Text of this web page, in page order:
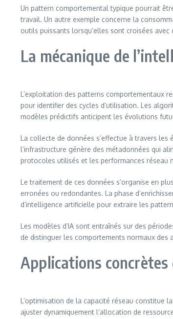
Un pattern comportemental typique pourrait
travail. Un autre exemple concerne la
outils puissants lorsqu’elles sont croisées
La mécanique de
L’exploitation des patterns comportementaux
pour identifier des cycles d’utilisation. Les
modèles prédictifs anticipent les évolutions
La collecte de données s’effectue à travers
l’infrastructure génère des métadonnées qui
protocoles utilisés et les performances réseau
Le traitement de ces données s’organise en
erronées ou redondantes. La phase
d’intelligence artificielle pour extraire les
Les modèles d’IA sont entraînés sur des
de distinguer les comportements normaux des
Applications
L’optimisation de la capacité réseau constitue
ajuster dynamiquement l’allocation de